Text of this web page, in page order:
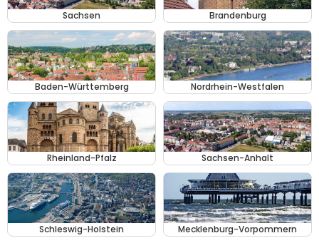
Sachsen Brandenburg
Baden-Württemberg Nordrhein-Westfalen
Rheinland-Pfalz Sachsen-Anhalt
Schleswig-Holstein Mecklenburg-Vorpommern